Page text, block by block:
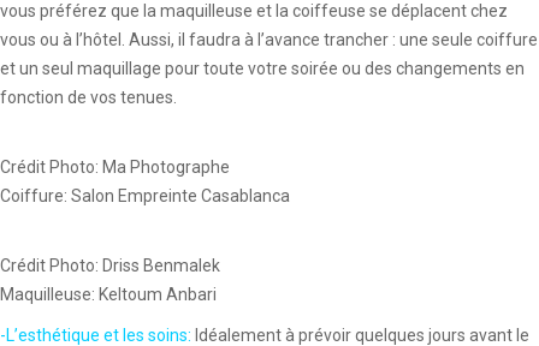
vous préférez que la maquilleuse et la coiffeuse se déplacent chez
vous ou à l’hôtel. Aussi, il faudra à l’avance trancher : une seule coiffure
et un seul maquillage pour toute votre soirée ou des changements en
fonction de vos tenues.
Crédit Photo: Ma Photographe
Coiffure: Salon Empreinte Casablanca
Crédit Photo: Driss Benmalek
Maquilleuse: Keltoum Anbari
-L’esthétique et les soins: Idéalement à prévoir quelques jours avant le